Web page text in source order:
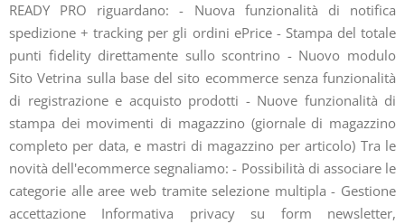
Software
Videogiochi
READY PRO riguardano: - Nuova funzionalità di notifica
spedizione + tracking per gli ordini ePrice - Stampa del totale
punti fidelity direttamente sullo scontrino - Nuovo modulo
Sito Vetrina sulla base del sito ecommerce senza funzionalità
di registrazione e acquisto prodotti - Nuove funzionalità di
stampa dei movimenti di magazzino (giornale di magazzino
completo per data, e mastri di magazzino per articolo) Tra le
novità dell'ecommerce segnaliamo: - Possibilità di associare le
categorie alle aree web tramite selezione multipla - Gestione
accettazione Informativa privacy su form newsletter,